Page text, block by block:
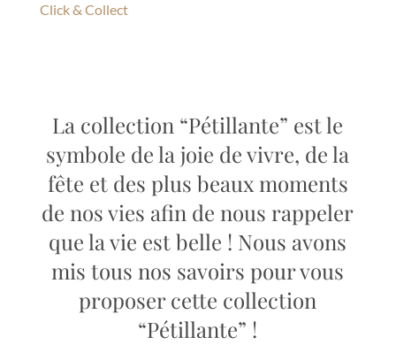
Click & Collect
La collection “Pétillante” est le
symbole de la joie de vivre, de la
fête et des plus beaux moments
de nos vies afin de nous rappeler
que la vie est belle ! Nous avons
mis tous nos savoirs pour vous
proposer cette collection
“Pétillante” !